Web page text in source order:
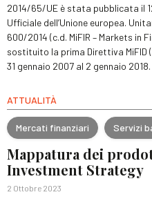
2014/65/UE è stata pubblicata il
Ufficiale dell’Unione europea.
600/2014 (c.d. MiFIR – Markets in
sostituito la prima Direttiva
31 gennaio 2007 al 2 gennaio 2018.
ATTUALITÀ
Mercati finanziari Servizi
Mappatura dei
Investment Strategy
2 Ottobre 2023